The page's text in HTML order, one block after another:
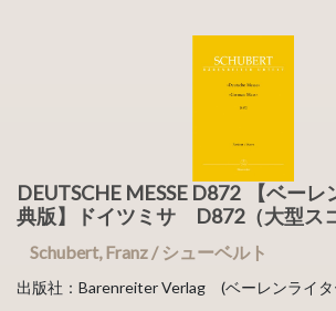
DEUTSCHE MESSE D872 【ベー
典版】ドイツミサ D872（大型ス
Schubert, Franz / シューベルト
出版社：Barenreiter Verlag (ベーレンライタ